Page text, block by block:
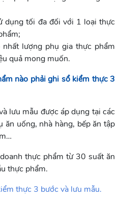
dụng tối đa đối với 1 loại thực
lượng phụ gia thực phẩm
quả mong muốn.
nào phải ghi sổ kiểm thực 3
lưu mẫu được áp dụng tại các
ăn uống, nhà hàng, bếp ăn tập
thực phẩm từ 30 suất ăn
thực phẩm.
thực 3 bước và lưu mẫu.